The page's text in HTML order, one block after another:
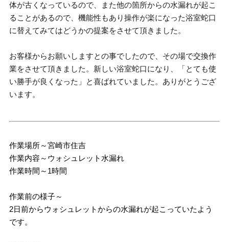
体が古くなっているので、また他の箇所からの水漏れが起こ
ることがあるので、機能性もあり操作が楽になった浴室蛇口
に替えてみてはどうかの提案をさせて頂きました。
お客様からお願いしますとの事でしたので、その場で交換作
業をさせて頂きました。新しい浴室蛇口になり、「とても使
い勝手が良くなった」と喜ばれていました。ありがとうござ
います。
作業場所～宮崎市住吉
作業内容～ウォシュレット水漏れ
作業時間～1時間
作業前の様子～
2日前からウォシュレットからの水漏れが起こっていたよう
です。